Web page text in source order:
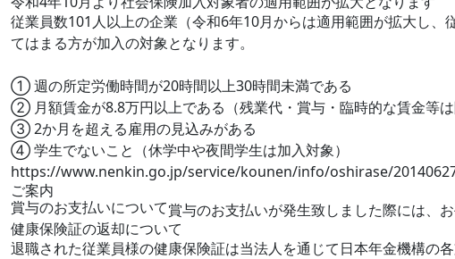
従業員数101人以上の企業（令和6年10月からは適用範囲が拡大し
てはまる方が加入の対象となります。
① 週の所定労働時間が20時間以上30時間未満である
② 月額賃金が8.8万円以上である（残業代・賞与・臨時的な賃金等は
③ 2か月を超える雇用の見込みがある
④ 学生でないこと（休学中や夜間学生は加入対象）
https://www.nenkin.go.jp/service/kounen/info/oshirase/
ご案内
賞与のお支払いについて賞与のお支払いが発生致しました際には、
健康保険証の返却について
退職された従業員様の健康保険証は当法人を通じて日本年金機構の